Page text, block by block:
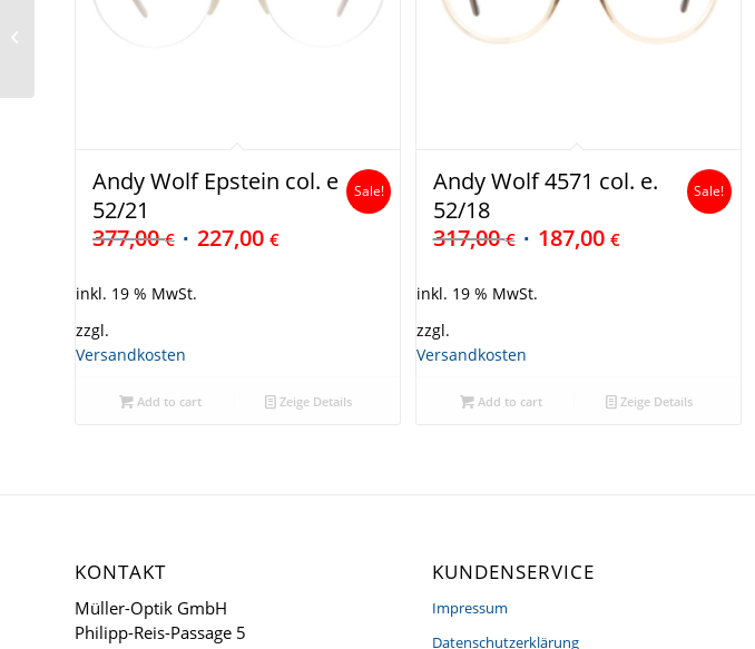
Andy Wolf Epstein col. e
52/21
377,00€ 227,00 €
Sale!
inkl. 19 % MwSt.
zzgl.
Versandkosten
Add to cart Zeige Details
Andy Wolf 4571 col. e.
52/18
317,00€ 187,00 €
Sale!
inkl. 19 % MwSt.
zzgl.
Versandkosten
Add to cart Zeige Details
KONTAKT
Müller-Optik GmbH
Philipp-Reis-Passage 5
KUNDENSERVICE
Impressum
Datenschutzerklärung
Blackfin Worcester